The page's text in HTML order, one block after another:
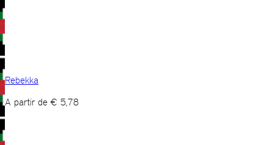
Rebekka
A partir de € 5,78